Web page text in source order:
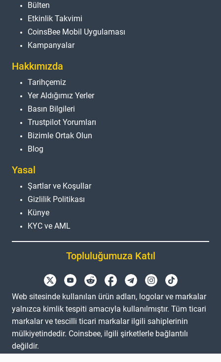
Bülten
Etkinlik Takvimi
CoinsBee Mobil Uygulaması
Kampanyalar
Hakkımızda
Tarihçemiz
Yer Aldığımız Yerler
Basın Bilgileri
Trustpilot Yorumları
Bizimle Ortak Olun
Blog
Yasal
Şartlar ve Koşullar
Gizlilik Politikası
Künye
KYC ve AML
Topluluğumuza Katıl
Web sitesinde kullanılan ürün adları, logolar ve markalar
yalnızca kimlik tespiti amacıyla kullanılmıştır. Tüm ticari
markalar ve tescilli ticari markalar ilgili sahiplerinin
mülkiyetindedir. Coinsbee, ilgili şirketlerle bağlantılı
değildir.